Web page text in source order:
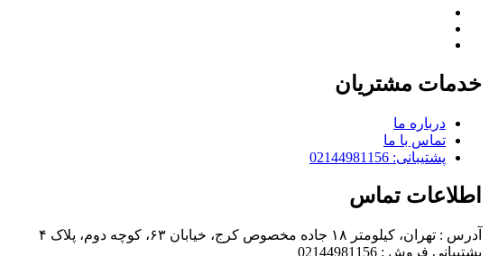
خدمات مشتریان
درباره ما
تماس با ما
پشتیبانی: 02144981156
اطلاعات تماس
آدرس : تهران، کیلومتر ۱۸ جاده مخصوص کرج، خیابان ۶۳، کوچه دوم، پلاک ۴
پشتیبانی فروش : 02144981156